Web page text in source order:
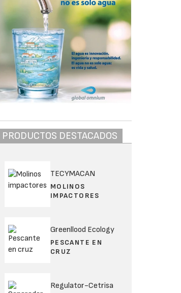
PRODUCTOS DESTACADOS
TECYMACAN
MOLINOS
IMPACTORES
Greenllood Ecology
PESCANTE EN
CRUZ
Regulator-Cetrisa